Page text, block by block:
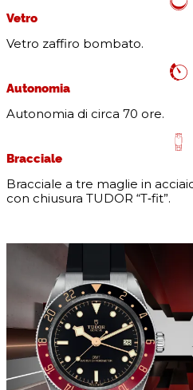
Vetro
Vetro zaffiro bombato.
Autonomia
Autonomia di circa 70 ore.
Bracciale
Bracciale a tre maglie in
con chiusura TUDOR “T‑fit”.